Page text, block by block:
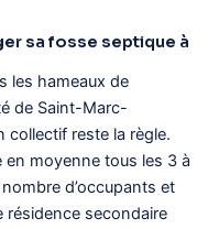
sa fosse septique à
les hameaux de
de Saint-Marc-
collectif reste la règle.
moyenne tous les 3 à
d’occupants et
résidence secondaire